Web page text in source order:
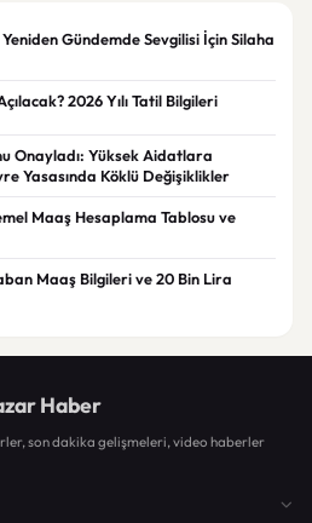
Gündemde Sevgilisi İçin Silaha
2026 Yılı Tatil Bilgileri
Onayladı: Yüksek Aidatlara
Yasasında Köklü Değişiklikler
Maaş Hesaplama Tablosu ve
Maaş Bilgileri ve 20 Bin Lira
Haber
son dakika gelişmeleri, video haberler